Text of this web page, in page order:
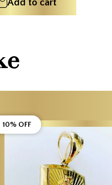
Add to cart
10% OFF